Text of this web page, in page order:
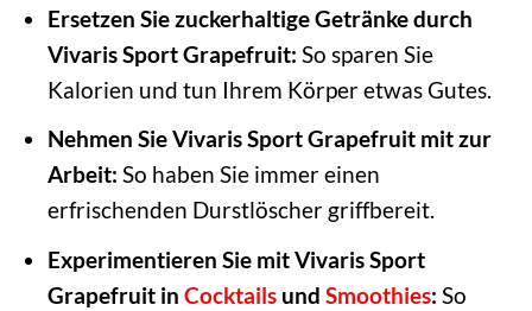
Ersetzen Sie zuckerhaltige Getränke durch
Vivaris Sport Grapefruit: So sparen Sie
Kalorien und tun Ihrem Körper etwas Gutes.
Nehmen Sie Vivaris Sport Grapefruit mit zur
Arbeit: So haben Sie immer einen
erfrischenden Durstlöscher griffbereit.
Experimentieren Sie mit Vivaris Sport
Grapefruit in Cocktailsund Smoothies: So